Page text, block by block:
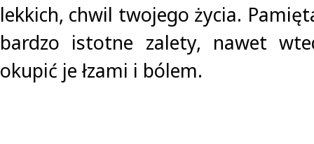
lekkich, chwil twojego życia.
bardzo istotne zalety, nawet
okupić je łzami i bólem.